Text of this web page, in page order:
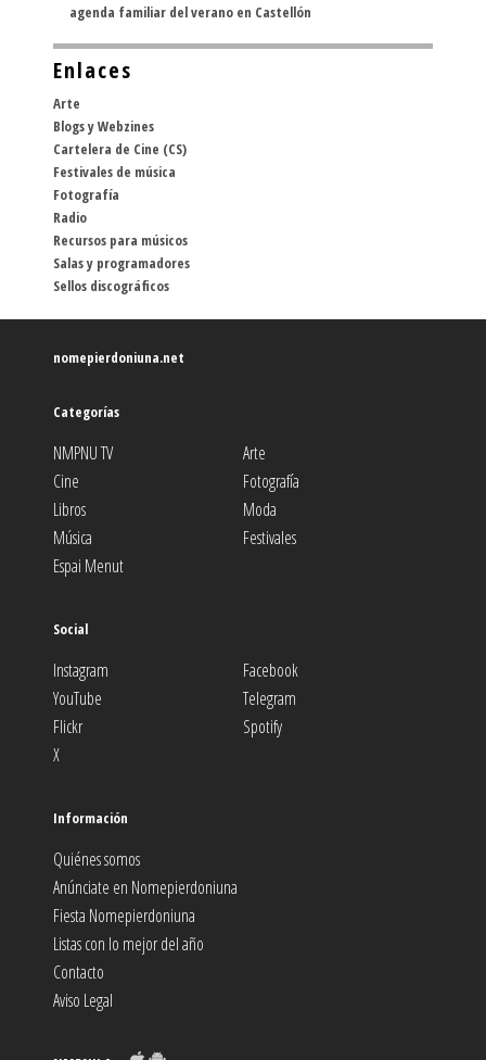
agenda familiar del verano en Castellón
Enlaces
Arte
Blogs y Webzines
Cartelera de Cine (CS)
Festivales de música
Fotografía
Radio
Recursos para músicos
Salas y programadores
Sellos discográficos
nomepierdoniuna.net
Categorías
NMPNU TV
Arte
Cine
Fotografía
Libros
Moda
Música
Festivales
Espai Menut
Social
Instagram
Facebook
YouTube
Telegram
Flickr
Spotify
X
Información
Quiénes somos
Anúnciate en Nomepierdoniuna
Fiesta Nomepierdoniuna
Listas con lo mejor del año
Contacto
Aviso Legal